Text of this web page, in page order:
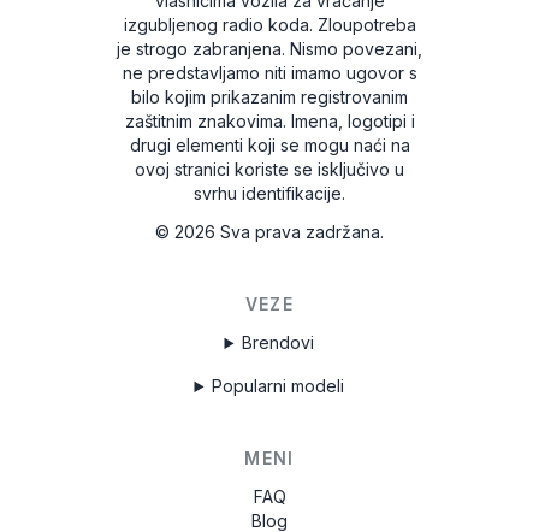
izgubljenog radio koda. Zloupotreba
je strogo zabranjena. Nismo povezani,
ne predstavljamo niti imamo ugovor s
bilo kojim prikazanim registrovanim
zaštitnim znakovima. Imena, logotipi i
drugi elementi koji se mogu naći na
ovoj stranici koriste se isključivo u
svrhu identifikacije.
© 2026 Sva prava zadržana.
VEZE
Brendovi
Popularni modeli
MENI
FAQ
Blog